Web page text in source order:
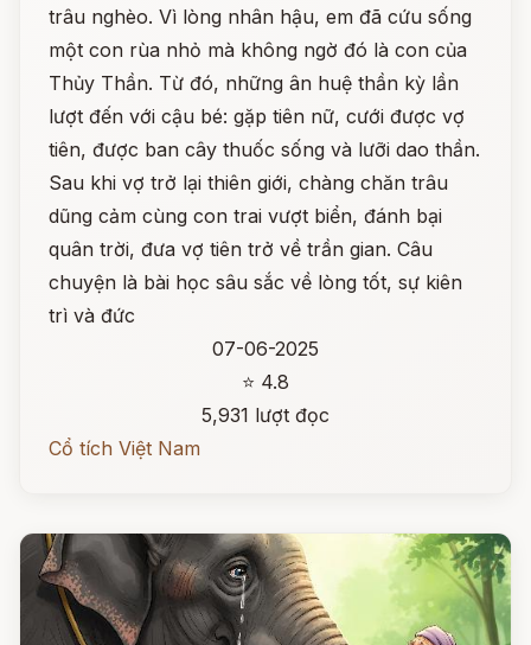
trâu nghèo. Vì lòng nhân hậu, em đã cứu sống
một con rùa nhỏ mà không ngờ đó là con của
Thủy Thần. Từ đó, những ân huệ thần kỳ lần
lượt đến với cậu bé: gặp tiên nữ, cưới được vợ
tiên, được ban cây thuốc sống và lưỡi dao thần.
Sau khi vợ trở lại thiên giới, chàng chăn trâu
dũng cảm cùng con trai vượt biển, đánh bại
quân trời, đưa vợ tiên trở về trần gian. Câu
chuyện là bài học sâu sắc về lòng tốt, sự kiên
trì và đức
07-06-2025
⭐ 4.8
5,931 lượt đọc
Cổ tích Việt Nam